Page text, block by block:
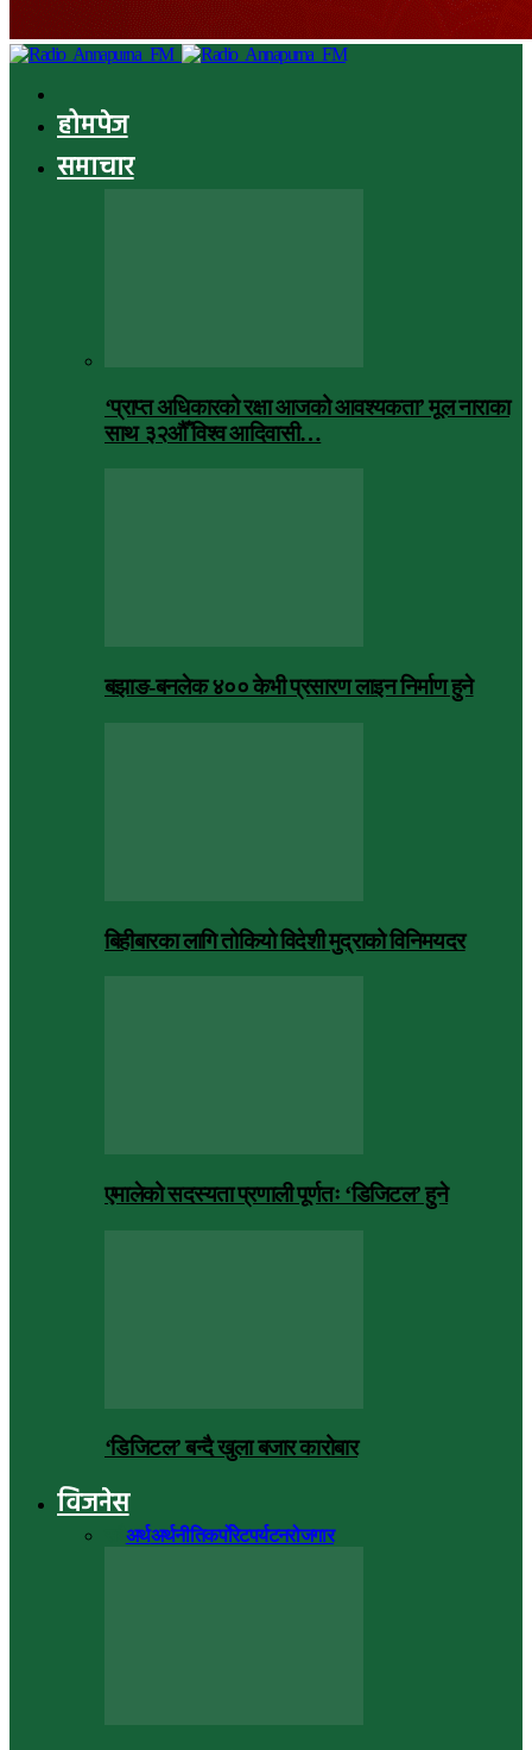
होमपेज
समाचार
‘प्राप्त अधिकारको रक्षा आजको आवश्यकता’ मूल नाराका
साथ ३२औँ विश्व आदिवासी…
बझाङ-बनलेक ४०० केभी प्रसारण लाइन निर्माण हुने
बिहीबारका लागि तोकियो विदेशी मुद्राको विनिमयदर
एमालेको सदस्यता प्रणाली पूर्णतः ‘डिजिटल’ हुने
‘डिजिटल’ बन्दै खुला बजार कारोबार
विजनेस
अर्थअर्थनीतिकर्पोरेटपर्यटनरोजगार